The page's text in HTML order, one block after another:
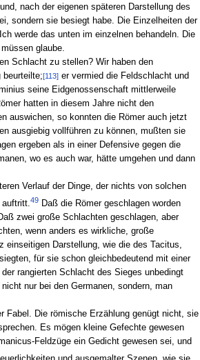
nach der eigenen späteren Darstellung des
sondern sie besiegt habe. Die Einzelheiten der
werde das unten im einzelnen behandeln. Die
glaube.
Schlacht zu stellen? Wir haben den
beurteilte;[113]er vermied die Feldschlacht und
seine Eidgenossenschaft mittlerweile
hatten in diesem Jahre nicht den
auswichen, so konnten die Römer auch jetzt
ausgiebig vollführen zu können, mußten sie
ergeben als in einer Defensive gegen die
wo es auch war, hätte umgehen und dann
Verlauf der Dinge, der nichts von solchen
auftritt.49Daß die Römer geschlagen worden
zwei große Schlachten geschlagen, aber
wenn anders es wirkliche, große
einseitigen Darstellung, wie die des Tacitus,
für sie schon gleichbedeutend mit einer
rangierten Schlacht des Sieges unbedingt
nur bei den Germanen, sondern, man
Fabel. Die römische Erzählung genügt nicht, sie
Es mögen kleine Gefechte gewesen
Feldzüge ein Gedicht gewesen sei, und